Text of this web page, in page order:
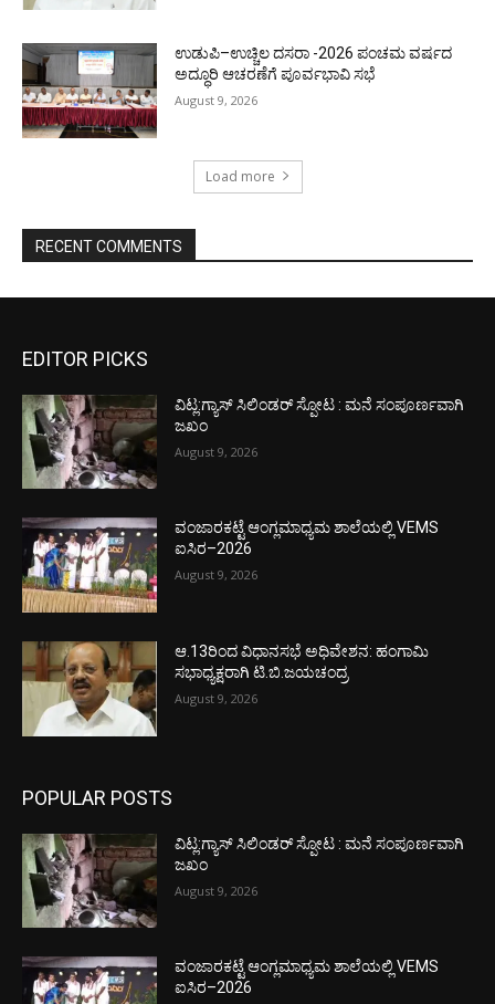
ಉಡುಪಿ–ಉಚ್ಚಿಲ ದಸರಾ -2026 ಪಂಚಮ ವರ್ಷದ
ಅದ್ಧೂರಿ ಆಚರಣೆಗೆ ಪೂರ್ವಭಾವಿ ಸಭೆ
August 9, 2026
Load more
RECENT COMMENTS
EDITOR PICKS
ವಿಟ್ಲ:ಗ್ಯಾಸ್ ಸಿಲಿಂಡರ್ ಸ್ಪೋಟ : ಮನೆ ಸಂಪೂರ್ಣವಾಗಿ
ಜಖಂ
August 9, 2026
ವಂಜಾರಕಟ್ಟೆ ಆಂಗ್ಲಮಾಧ್ಯಮ ಶಾಲೆಯಲ್ಲಿ VEMS
ಐಸಿರ–2026
August 9, 2026
ಆ.13ರಿಂದ ವಿಧಾನಸಭೆ ಅಧಿವೇಶನ: ಹಂಗಾಮಿ
ಸಭಾಧ್ಯಕ್ಷರಾಗಿ ಟಿ.ಬಿ.ಜಯಚಂದ್ರ
August 9, 2026
POPULAR POSTS
ವಿಟ್ಲ:ಗ್ಯಾಸ್ ಸಿಲಿಂಡರ್ ಸ್ಪೋಟ : ಮನೆ ಸಂಪೂರ್ಣವಾಗಿ
ಜಖಂ
August 9, 2026
ವಂಜಾರಕಟ್ಟೆ ಆಂಗ್ಲಮಾಧ್ಯಮ ಶಾಲೆಯಲ್ಲಿ VEMS
ಐಸಿರ–2026